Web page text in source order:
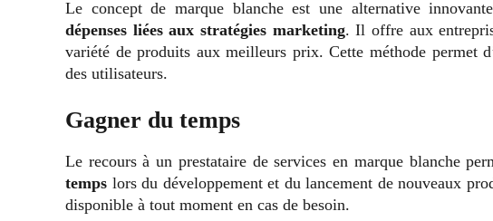
Le concept de marque blanche est une alternative
dépenses liées aux stratégies marketing. Il offre aux
variété de produits aux meilleurs prix. Cette méthode permet
des utilisateurs.
Gagner du temps
Le recours à un prestataire de services en marque blanche
temps lors du développement et du lancement de nouveaux
disponible à tout moment en cas de besoin.